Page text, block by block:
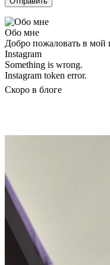
Обо мне
Добро пожаловать в мой
Instagram
Something is wrong.
Instagram token error.
Скоро в блоге